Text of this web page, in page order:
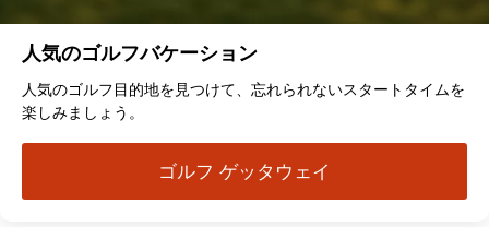
人気のゴルフバケーション
人気のゴルフ目的地を見つけて、忘れられないスタートタイムを
楽しみましょう。
ゴルフ ゲッタウェイ